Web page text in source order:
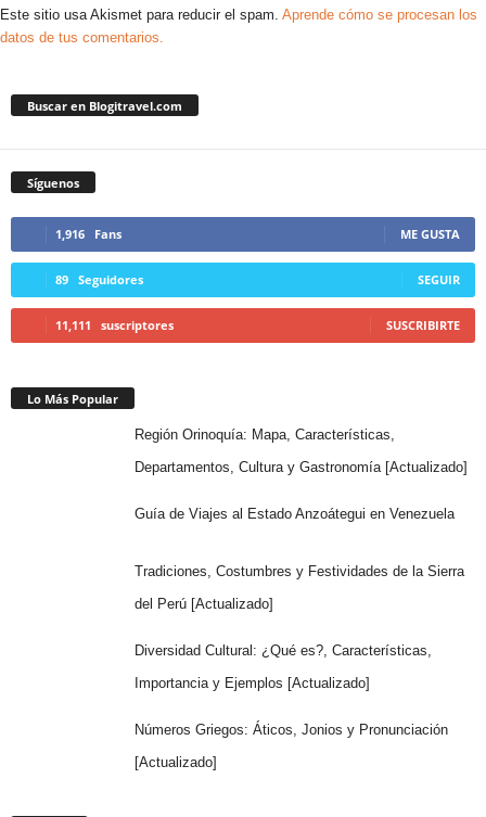
Este sitio usa Akismet para reducir el spam. Aprende cómo se procesan los
datos de tus comentarios.
Buscar en Blogitravel.com
Síguenos
1,916 Fans ME GUSTA
89 Seguidores SEGUIR
11,111 suscriptores SUSCRIBIRTE
Lo Más Popular
Región Orinoquía: Mapa, Características,
Departamentos, Cultura y Gastronomía [Actualizado]
Guía de Viajes al Estado Anzoátegui en Venezuela
Tradiciones, Costumbres y Festividades de la Sierra
del Perú [Actualizado]
Diversidad Cultural: ¿Qué es?, Características,
Importancia y Ejemplos [Actualizado]
Números Griegos: Áticos, Jonios y Pronunciación
[Actualizado]